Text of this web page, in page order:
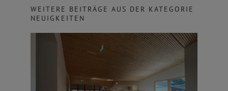
WEITERE BEITRÄGE AUS DER KATEGORIE
NEUIGKEITEN